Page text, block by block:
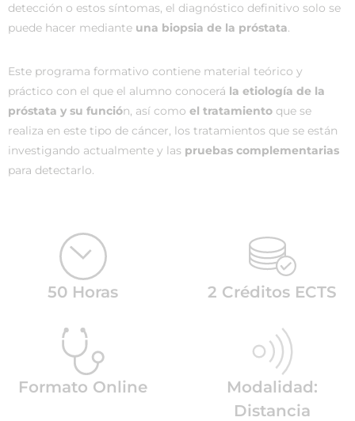
detección o estos síntomas, el diagnóstico definitivo solo se
puede hacer mediante una biopsia de la próstata.
Este programa formativo contiene material teórico y
práctico con el que el alumno conocerá la etiología de la
próstata y su función, así como el tratamiento que se
realiza en este tipo de cáncer, los tratamientos que se están
investigando actualmente y las pruebas complementarias
para detectarlo.
50 Horas 2 Créditos ECTS
Formato Online
Modalidad:
Distancia